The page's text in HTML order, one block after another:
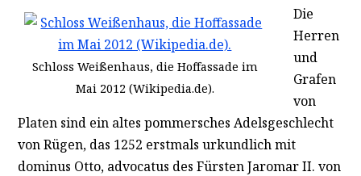
Schloss Weißenhaus, die Hoffassade im
Mai 2012 (Wikipedia.de).
Die
Herren
und
Grafen
von
Platen sind ein altes pommersches Adelsgeschlecht
von Rügen, das 1252 erstmals urkundlich mit
dominus Otto, advocatus des Fürsten Jaromar II. von